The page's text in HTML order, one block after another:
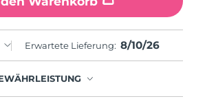
Erwartete Lieferung: 8/10/26